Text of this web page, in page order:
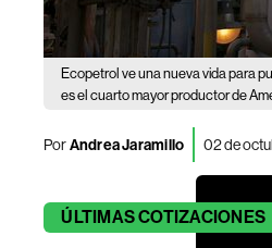
Ecopetrol ve una nueva vida para
es el cuarto mayor productor de
PorAndrea Jaramillo 02 de
ÚLTIMASCOTIZACIONES